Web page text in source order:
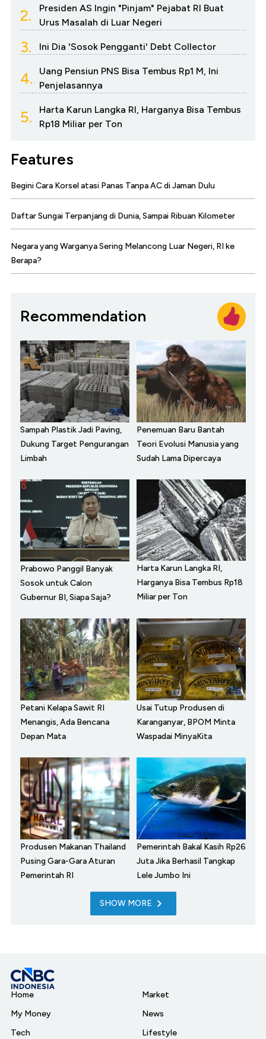
2.
Presiden AS Ingin "Pinjam" Pejabat RI Buat
Urus Masalah di Luar Negeri
3. Ini Dia 'Sosok Pengganti' Debt Collector
4.
Uang Pensiun PNS Bisa Tembus Rp1 M, Ini
Penjelasannya
5.
Harta Karun Langka RI, Harganya Bisa Tembus
Rp18 Miliar per Ton
Features
Begini Cara Korsel atasi Panas Tanpa AC di Jaman Dulu
Daftar Sungai Terpanjang di Dunia, Sampai Ribuan Kilometer
Negara yang Warganya Sering Melancong Luar Negeri, RI ke
Berapa?
Recommendation
Sampah Plastik Jadi Paving,
Dukung Target Pengurangan
Limbah
Penemuan Baru Bantah
Teori Evolusi Manusia yang
Sudah Lama Dipercaya
Prabowo Panggil Banyak
Sosok untuk Calon
Gubernur BI, Siapa Saja?
Harta Karun Langka RI,
Harganya Bisa Tembus Rp18
Miliar per Ton
Petani Kelapa Sawit RI
Menangis, Ada Bencana
Depan Mata
Usai Tutup Produsen di
Karanganyar, BPOM Minta
Waspadai MinyaKita
Produsen Makanan Thailand
Pusing Gara-Gara Aturan
Pemerintah RI
Pemerintah Bakal Kasih Rp26
Juta Jika Berhasil Tangkap
Lele Jumbo Ini
SHOW MORE
Home
My Money
Tech
Market
News
Lifestyle